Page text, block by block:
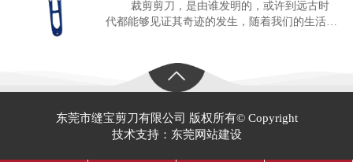
裁剪剪刀，是由谁发明的，或许到远古时
代都能够见证其奇迹的发生，随着我们的生活改
东莞市缝宝剪刀有限公司 版权所有© Copyright
技术支持：东莞网站建设